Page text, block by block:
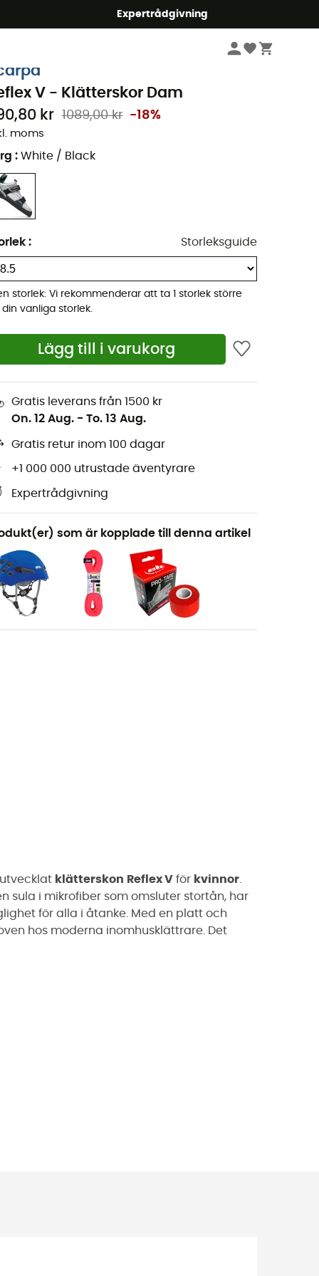
Expertrådgivning
V - Klätterskor Dam
kr 1089,00 kr -18%
moms
: White / Black
: Storleksguide
storlek: Vi rekommenderar att ta 1 storlek större
din vanliga storlek.
Lägg till i varukorg
Gratis leverans från 1500 kr
On. 12 Aug. - To. 13 Aug.
Gratis retur inom 100 dagar
+1 000 000 utrustade äventyrare
Expertrådgivning
som är kopplade till denna artikel
klätterskon Reflex V för kvinnor
sula i mikrofiber som omsluter stortån, har
för alla i åtanke. Med en platt och
hos moderna inomhusklättrare. Det